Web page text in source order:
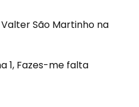
São Martinho na
1, Fazes-me falta